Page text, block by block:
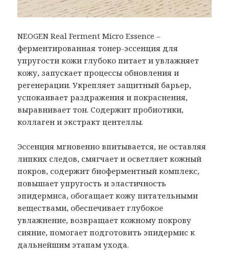
NEOGEN Real Ferment Micro Essence –
ферментированная тонер-эссенция для
упругости кожи глубоко питает и увлажняет
кожу, запускает процессы обновления и
регенерации. Укрепляет защитный барьер,
успокаивает раздражения и покраснения,
выравнивает тон. Содержит пробиотики,
коллаген и экстракт центеллы.
Эссенция мгновенно впитывается, не оставляя
липких следов, смягчает и осветляет кожный
покров, содержит биоферментный комплекс,
повышает упругость и эластичность
эпидермиса, обогащает кожу питательными
веществами, обеспечивает глубокое
увлажнение, возвращает кожному покрову
сияние, помогает подготовить эпидермис к
дальнейшим этапам ухода.